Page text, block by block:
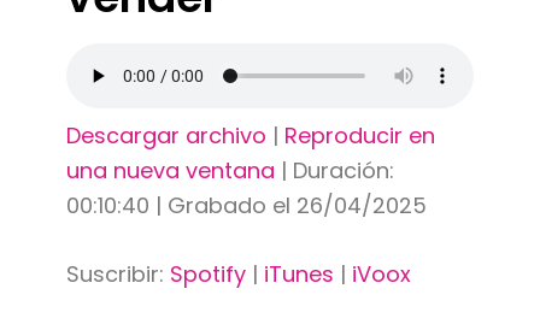
Descargar archivo | Reproducir en
una nueva ventana | Duración:
00:10:40 | Grabado el 26/04/2025
Suscribir: Spotify| iTunes | iVoox